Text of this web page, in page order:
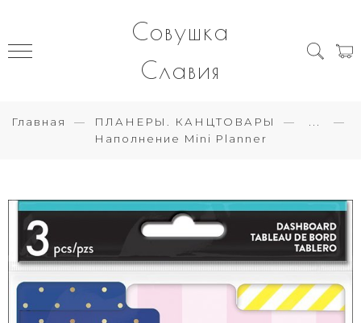
Совушка
Славия
Главная ПЛАНЕРЫ. КАНЦТОВАРЫ
Наполнение Mini Planner